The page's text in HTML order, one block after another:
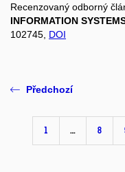
Recenzovaný odborný
INFORMATION
102745, DOI
Předchozí
1 … 8